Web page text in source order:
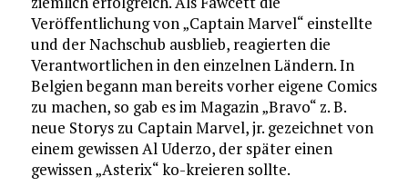
Veröffentlichung von „Captain Marvel“ einstellte
und der Nachschub ausblieb, reagierten die
Verantwortlichen in den einzelnen Ländern. In
Belgien begann man bereits vorher eigene Comics
zu machen, so gab es im Magazin „Bravo“ z. B.
neue Storys zu Captain Marvel, jr. gezeichnet von
einem gewissen Al Uderzo, der später einen
gewissen „Asterix“ ko-kreieren sollte.